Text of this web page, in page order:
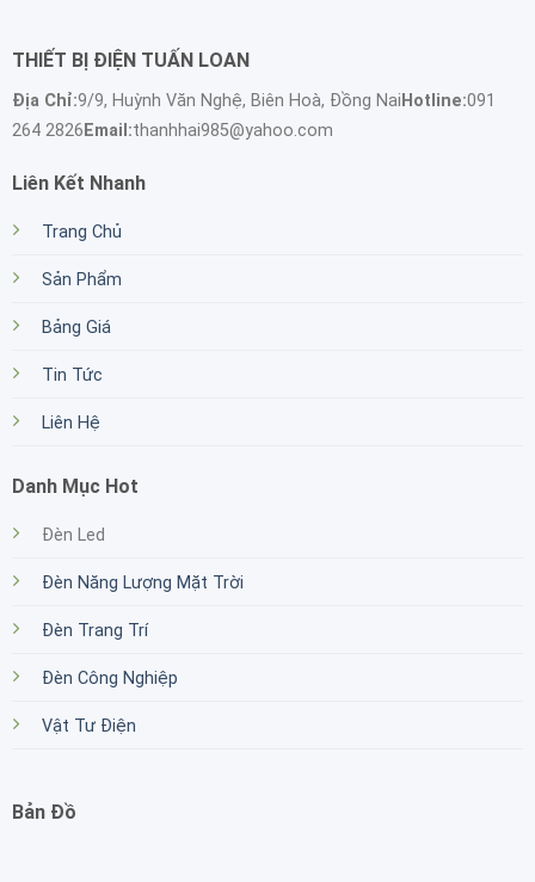
THIẾT BỊ ĐIỆN TUẤN LOAN
Địa Chỉ:9/9, Huỳnh Văn Nghệ, Biên Hoà, Đồng Nai Hotline:091
264 2826 Email:thanhhai985@yahoo.com
Liên Kết Nhanh
Trang Chủ
Sản Phẩm
Bảng Giá
Tin Tức
Liên Hệ
Danh Mục Hot
Đèn Led
Đèn Năng Lượng Mặt Trời
Đèn Trang Trí
Đèn Công Nghiệp
Vật Tư Điện
Bản Đồ